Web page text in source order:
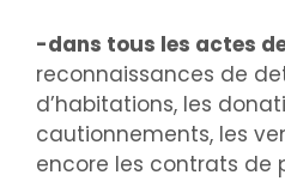
-dans tous les actes
reconnaissances de
d’habitations, les
cautionnements, les
encore les contrats de